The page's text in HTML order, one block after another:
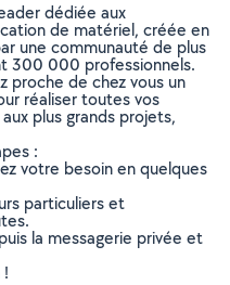
dédiée aux
de matériel, créée en
une communauté de plus
300 000 professionnels.
proche de chez vous un
réaliser toutes vos
plus grands projets,
:
votre besoin en quelques
particuliers et
la messagerie privée et